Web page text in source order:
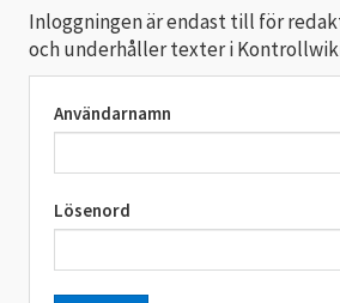
Inloggningen är endast till för
och underhåller texter i
Användarnamn
Lösenord